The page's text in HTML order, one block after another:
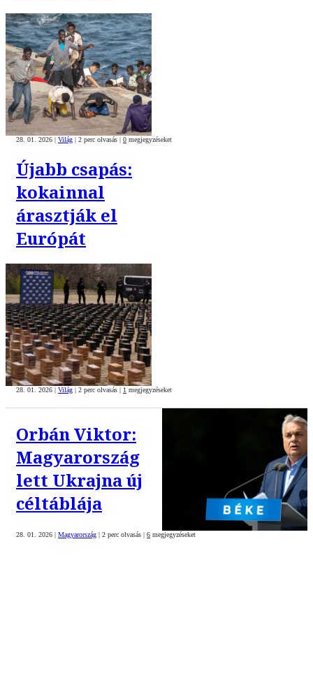
28. 01. 2026 | Világ | 2 perc olvasás | 0 megjegyzéseket
Újabb csapás:
kokainnal
árasztják el
Európát
28. 01. 2026 | Világ | 2 perc olvasás | 1 megjegyzéseket
Orbán Viktor:
Magyarország
lett Ukrajna új
céltáblája
28. 01. 2026 | Magyarország | 2 perc olvasás | 6 megjegyzéseket